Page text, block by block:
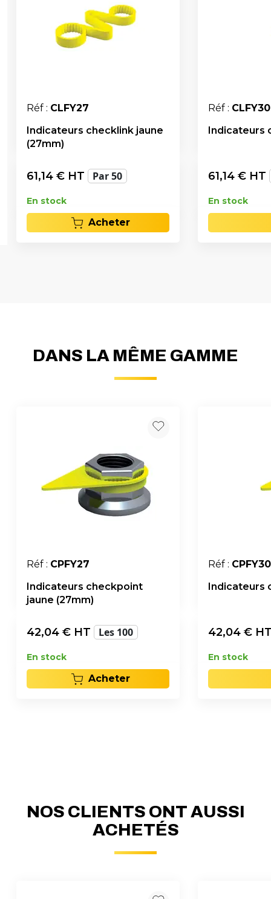
Réf : CLFY27
Indicateurs checklink jaune
(27mm)
61,14 € HT Par 50
En stock
Acheter
Réf : CLFY30
Indicateurs
61,14 € HT
En stock
DANS LA MÊME GAMME
Réf : CPFY27
Indicateurs checkpoint
jaune (27mm)
42,04 € HT Les 100
En stock
Acheter
Réf : CPFY30
Indicateurs
42,04 €
En stock
NOS CLIENTS ONT AUSSI
ACHETÉS